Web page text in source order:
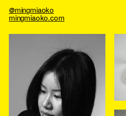
@mingmiaoko
mingmiaoko.com